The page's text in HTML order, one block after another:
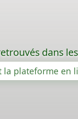
dans
la plateforme